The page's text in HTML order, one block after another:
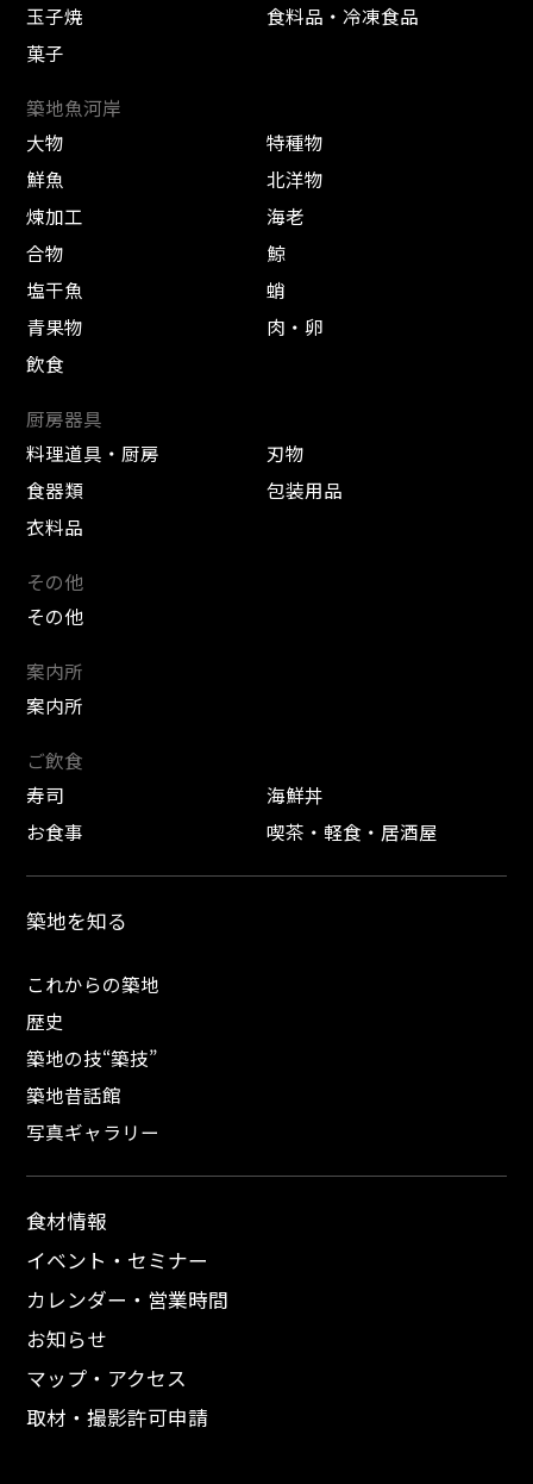
玉子焼
食料品・冷凍食品
菓子
築地魚河岸
大物
特種物
鮮魚
北洋物
煉加工
海老
合物
鯨
塩干魚
蛸
青果物
肉・卵
飲食
厨房器具
料理道具・厨房
刃物
食器類
包装用品
衣料品
その他
その他
案内所
案内所
ご飲食
寿司
海鮮丼
お食事
喫茶・軽食・居酒屋
築地を知る
これからの築地
歴史
築地の技“築技”
築地昔話館
写真ギャラリー
食材情報
イベント・セミナー
カレンダー・営業時間
お知らせ
マップ・アクセス
取材・撮影許可申請